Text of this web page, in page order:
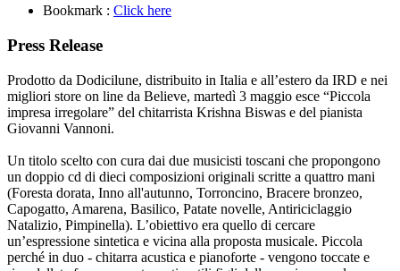
Bookmark : Click here
Press Release
Prodotto da Dodicilune, distribuito in Italia e all’estero da IRD e nei
migliori store on line da Believe, martedì 3 maggio esce “Piccola
impresa irregolare” del chitarrista Krishna Biswas e del pianista
Giovanni Vannoni.
Un titolo scelto con cura dai due musicisti toscani che propongono
un doppio cd di dieci composizioni originali scritte a quattro mani
(Foresta dorata, Inno all'autunno, Torroncino, Bracere bronzeo,
Capogatto, Amarena, Basilico, Patate novelle, Antiriciclaggio
Natalizio, Pimpinella). L’obiettivo era quello di cercare
un’espressione sintetica e vicina alla proposta musicale. Piccola
perché in duo - chitarra acustica e pianoforte - vengono toccate e